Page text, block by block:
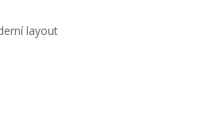
layout